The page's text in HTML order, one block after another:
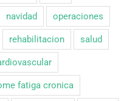
navidad operaciones
rehabilitacion salud
fatiga cronica